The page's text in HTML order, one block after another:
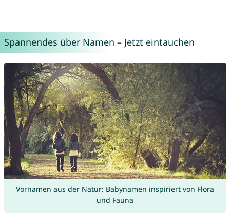
Spannendes über Namen – Jetzt eintauchen
Vornamen aus der Natur: Babynamen inspiriert von Flora
und Fauna